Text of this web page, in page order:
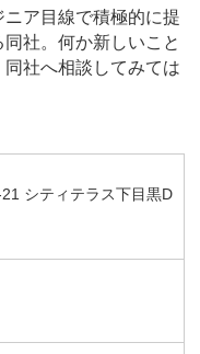
ア目線で積極的に提
社。何か新しいこと
社へ相談してみては
シティテラス下目黒D